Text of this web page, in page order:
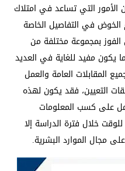
الأمور التي تساعد في امتلاك
الخوض في التفاصيل الخاصة
بمجموعة مختلفة من
مفيد للغاية في العديد
المقابلات العامة والعمل
التعيين، فقد يكون لهذه
على كسب المعلومات
خلال فترة الدراسة إلا
مجال الموارد البشرية.